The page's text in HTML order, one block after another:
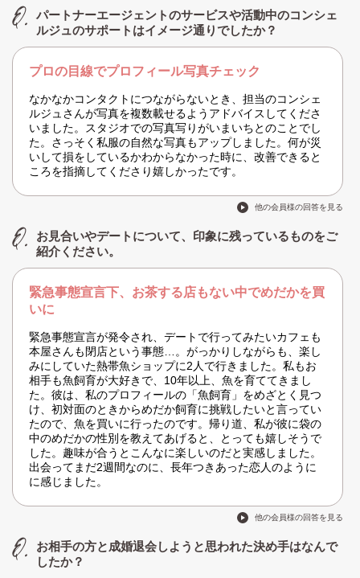
パートナーエージェントのサービスや活動中のコンシェ
ルジュのサポートはイメージ通りでしたか？
プロの目線でプロフィール写真チェック
なかなかコンタクトにつながらないとき、担当のコンシェ
ルジュさんが写真を複数載せるようアドバイスしてくださ
いました。スタジオでの写真写りがいまいちとのことでし
た。さっそく私服の自然な写真もアップしました。何が災
いして損をしているかわからなかった時に、改善できると
ころを指摘してくださり嬉しかったです。
他の会員様の回答を見る
お見合いやデートについて、印象に残っているものをご
紹介ください。
緊急事態宣言下、お茶する店もない中でめだかを買
いに
緊急事態宣言が発令され、デートで行ってみたいカフェも
本屋さんも閉店という事態…。がっかりしながらも、楽し
みにしていた熱帯魚ショップに2人で行きました。私もお
相手も魚飼育が大好きで、10年以上、魚を育ててきまし
た。彼は、私のプロフィールの「魚飼育」をめざとく見つ
け、初対面のときからめだか飼育に挑戦したいと言ってい
たので、魚を買いに行ったのです。帰り道、私が彼に袋の
中のめだかの性別を教えてあげると、とっても嬉しそうで
した。趣味が合うとこんなに楽しいのだと実感しました。
出会ってまだ2週間なのに、長年つきあった恋人のように
に感じました。
他の会員様の回答を見る
お相手の方と成婚退会しようと思われた決め手はなんで
したか？